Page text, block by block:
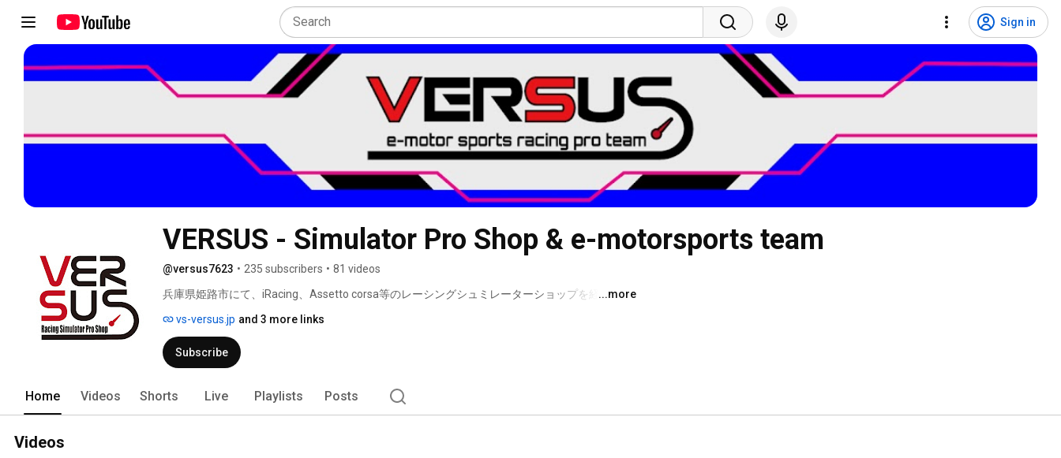
Sign in
VERSUS - Simulator Pro Shop & e-motorsports team
@versus7623 • 235 subscribers • 81 videos
兵庫県姫路市にて、iRacing、Assetto corsa等のレーシングシュミレーターショップを経営して
...more
vs-versus.jp and 3 more links
Subscribe
Home Videos Shorts Live Playlists Posts
Videos